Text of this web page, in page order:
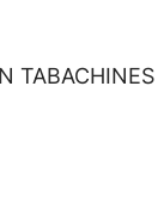
TABACHINES